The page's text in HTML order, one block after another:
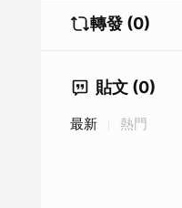
轉發 (0)
貼文 (0)
最新 熱門